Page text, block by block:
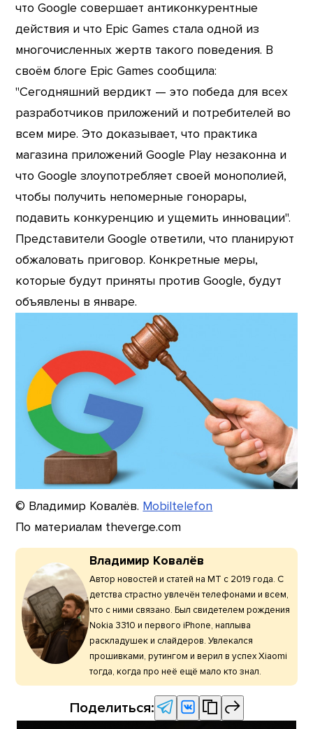
что Google совершает антиконкурентные
действия и что Epic Games стала одной из
многочисленных жертв такого поведения. В
своём блоге Epic Games сообщила:
"Сегодняшний вердикт — это победа для всех
разработчиков приложений и потребителей во
всем мире. Это доказывает, что практика
магазина приложений Google Play незаконна и
что Google злоупотребляет своей монополией,
чтобы получить непомерные гонорары,
подавить конкуренцию и ущемить инновации".
Представители Google ответили, что планируют
обжаловать приговор. Конкретные меры,
которые будут приняты против Google, будут
объявлены в январе.
© Владимир Ковалёв. Mobiltelefon
По материалам theverge.com
Владимир Ковалёв
Автор новостей и статей на МТ с 2019 года. С
детства страстно увлечён телефонами и всем,
что с ними связано. Был свидетелем рождения
Nokia 3310 и первого iPhone, наплыва
раскладушек и слайдеров. Увлекался
прошивками, рутингом и верил в успех Xiaomi
тогда, когда про неё ещё мало кто знал.
Поделиться: